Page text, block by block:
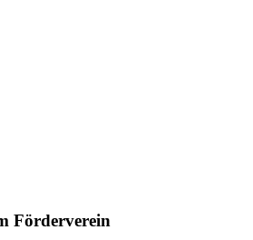
Förderverein